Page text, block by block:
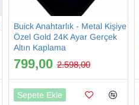
Buick Anahtarlık - Metal Kişiye
Özel Gold 24K Ayar Gerçek
Altın Kaplama
799,00 2.598,00
Sepete Ekle